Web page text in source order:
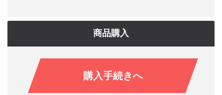
商品購入
購入手続きへ